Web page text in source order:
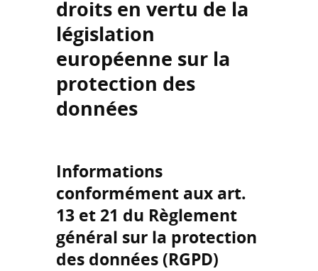
droits en vertu de la
législation
européenne sur la
protection des
données
Informations
conformément aux art.
13 et 21 du Règlement
général sur la protection
des données (RGPD)